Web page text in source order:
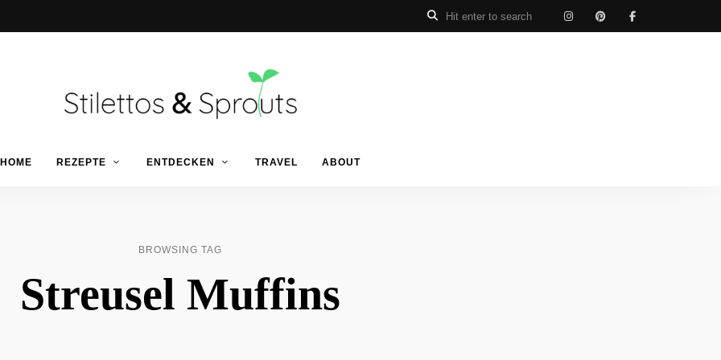
Stilettos
Sprouts
Food
Blog
HOME REZEPTE ENTDECKEN TRAVEL ABOUT
BROWSING TAG
Streusel Muffins